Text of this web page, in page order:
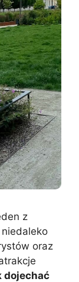
z
oraz
dojechać